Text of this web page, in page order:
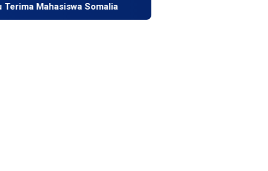
Somalia Pendidikan Rafa Jadi Perhatian